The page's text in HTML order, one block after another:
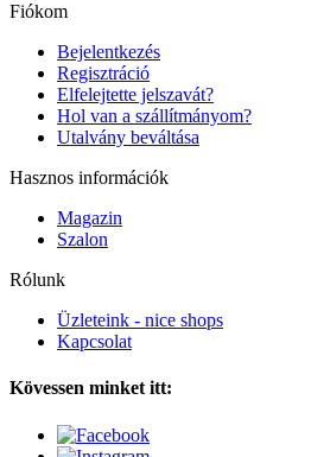
Fiókom
Bejelentkezés
Regisztráció
Elfelejtette jelszavát?
Hol van a szállítmányom?
Utalvány beváltása
Hasznos információk
Magazin
Szalon
Rólunk
Üzleteink - nice shops
Kapcsolat
Kövessen minket itt: